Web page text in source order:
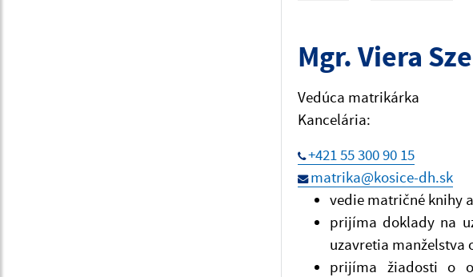
Mgr. Viera
Vedúca matrikárka
Kancelária:
+421 55 300 90 15
matrika@kosice-dh.sk
vedie matričné knihy
prijíma doklady na
uzavretia manželstva
prijíma žiadosti o